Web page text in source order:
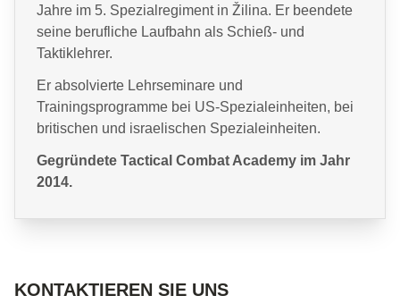
Jahre im 5. Spezialregiment in Žilina. Er beendete
seine berufliche Laufbahn als Schieß- und
Taktiklehrer.
Er absolvierte Lehrseminare und
Trainingsprogramme bei US-Spezialeinheiten, bei
britischen und israelischen Spezialeinheiten.
Gegründete Tactical Combat Academy im Jahr
2014.
KONTAKTIEREN SIE UNS